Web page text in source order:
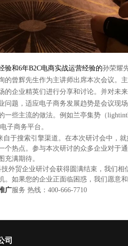
验和6年B2C电商实战运营经验的孙荣耀
的曾辉先生作为主讲师出席本次会议。
的企业精英们进行分享和讨论。并对未来
问题，适应电子商务发展趋势是会议现
一些主流的做法。例如兰亭集势（
子商务平台。
自于搜索引擎渠道。在本次研讨会中，
个热点。参与本次研讨的众多企业对于
充满期待。
外贸企业研讨会获得圆满结束，我们相
如果您的企业正面临困惑，我们愿意和
广服务 热线： 400-666-7710
司